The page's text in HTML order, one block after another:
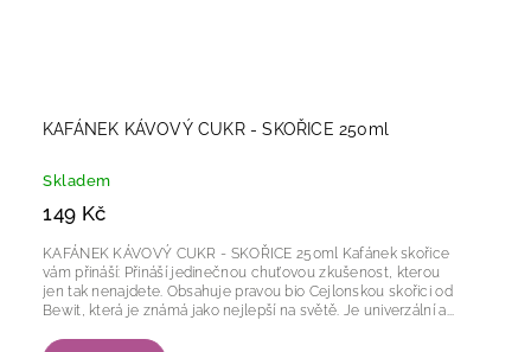
KAFÁNEK KÁVOVÝ CUKR - SKOŘICE 250ml
Skladem
149 Kč
KAFÁNEK KÁVOVÝ CUKR - SKOŘICE 250ml Kafánek skořice
vám přináší: Přináší jedinečnou chuťovou zkušenost, kterou
jen tak nenajdete. Obsahuje pravou bio Cejlonskou skořici od
Bewit, která je známá jako nejlepší na světě. Je univerzální a...